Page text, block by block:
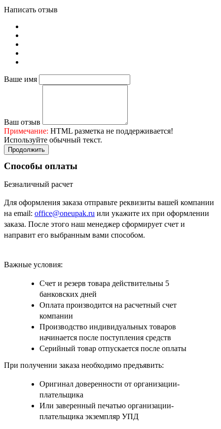
Написать отзыв
Ваше имя
Ваш отзыв
Примечание: HTML разметка не поддерживается!
Используйте обычный текст.
Продолжить
Способы оплаты
Безналичный расчет
Для оформления заказа отправьте реквизиты вашей компании
на email: office@oneupak.ru или укажите их при оформлении
заказа. После этого наш менеджер сформирует счет и
направит его выбранным вами способом.
Важные условия:
Счет и резерв товара действительны 5
банковских дней
Оплата производится на расчетный счет
компании
Производство индивидуальных товаров
начинается после поступления средств
Серийный товар отпускается после оплаты
При получении заказа необходимо предъявить:
Оригинал доверенности от организации-
плательщика
Или заверенный печатью организации-
плательщика экземпляр УПД